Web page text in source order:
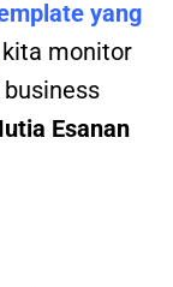
yang
kita monitor
Esanan